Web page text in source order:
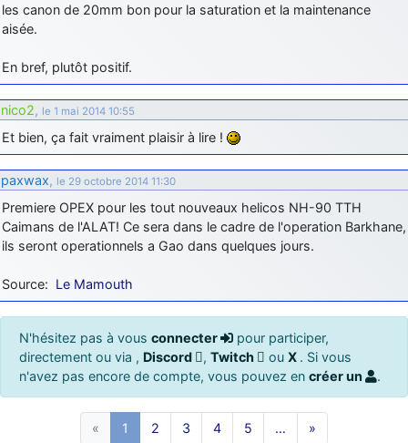
les canon de 20mm bon pour la saturation et la maintenance
aisée.
En bref, plutôt positif.
nico2, le 1 mai 2014 10:55
Et bien, ça fait vraiment plaisir à lire !
paxwax, le 29 octobre 2014 11:30
Premiere OPEX pour les tout nouveaux helicos NH-90 TTH
Caimans de l'ALAT! Ce sera dans le cadre de l'operation Barkhane,
ils seront operationnels a Gao dans quelques jours.
Source: Le Mamouth
N'hésitez pas à vous connecter
pour participer,
directement ou via , Discord , Twitch ou X . Si vous
n'avez pas encore de compte, vous pouvez en créer un .
« 1 2 3 4 5 … »